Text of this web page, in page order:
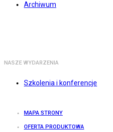
Archiwum
NASZE WYDARZENIA
Szkolenia i konferencje
MAPA STRONY
OFERTA PRODUKTOWA